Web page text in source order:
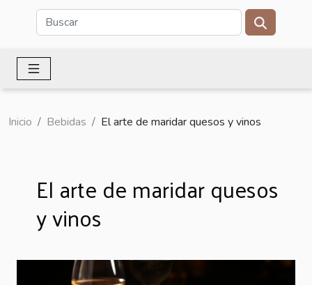
Inicio Bebidas El arte de maridar quesos y vinos
El arte de maridar quesos
y vinos